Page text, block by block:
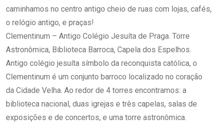
caminhamos no centro antigo cheio de ruas com lojas, cafés,
o relógio antigo, e praças!
Clementinum – Antigo Colégio Jesuíta de Praga. Torre
Astronômica, Biblioteca Barroca, Capela dos Espelhos.
Antigo colégio jesuíta símbolo da reconquista católica, o
Clementinum é um conjunto barroco localizado no coração
da Cidade Velha. Ao redor de 4 torres encontramos: a
biblioteca nacional, duas igrejas e três capelas, salas de
exposições e de concertos, e uma torre astronômica.